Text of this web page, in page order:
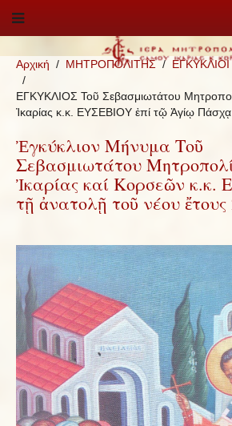
Αρχική ΜΗΤΡΟΠΟΛΙΤΗΣ ΕΓΚΥΚΛΙΟΙ
ΕΓΚΥΚΛΙΟΣ Τοῦ Σεβασμιωτάτου
Ἰκαρίας κ.κ. ΕΥΣΕΒΙΟΥ ἐπί τῷ Ἁγίῳ Πάσχᾳ
Ἐγκύκλιον Μήνυμα Τοῦ
Σεβασμιωτάτου
Ἰκαρίας καί Κορσεῶν κ.κ.
τῇ ἀνατολῇ τοῦ νέου ἔτους